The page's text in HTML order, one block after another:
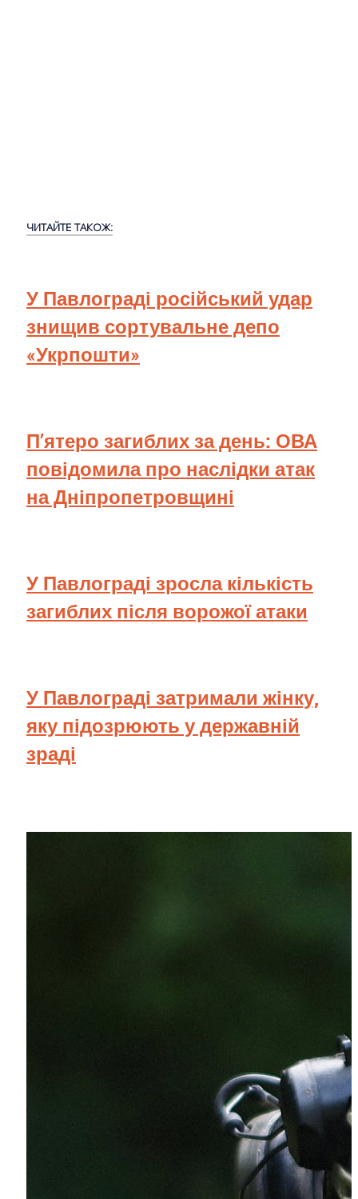
ЧИТАЙТЕ ТАКОЖ:
У Павлограді російський удар
знищив сортувальне депо
«Укрпошти»
П’ятеро загиблих за день: ОВА
повідомила про наслідки атак
на Дніпропетровщині
У Павлограді зросла кількість
загиблих після ворожої атаки
У Павлограді затримали жінку,
яку підозрюють у державній
зраді